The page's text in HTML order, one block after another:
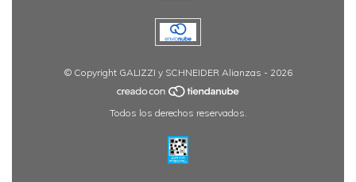
© Copyright GALIZZI y SCHNEIDER Alianzas - 2026
Todos los derechos reservados.